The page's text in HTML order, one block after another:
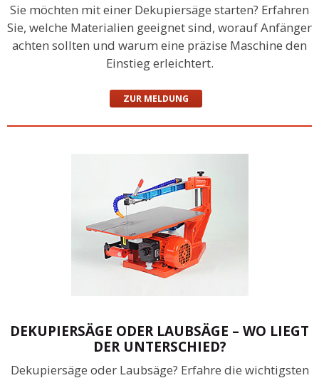
Sie möchten mit einer Dekupiersäge starten? Erfahren
Sie, welche Materialien geeignet sind, worauf Anfänger
achten sollten und warum eine präzise Maschine den
Einstieg erleichtert.
ZUR MELDUNG
DEKUPIERSÄGE ODER LAUBSÄGE – WO LIEGT
DER UNTERSCHIED?
Dekupiersäge oder Laubsäge? Erfahre die wichtigsten